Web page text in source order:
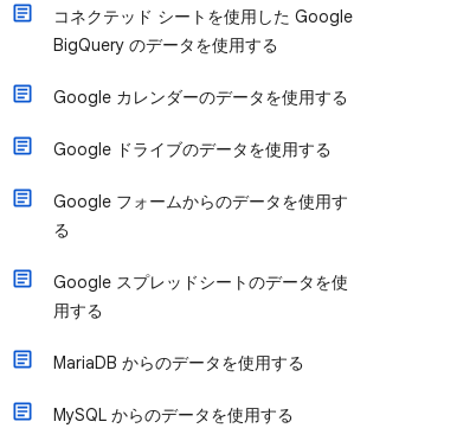
コネクテッド シートを使用した Google
BigQuery のデータを使用する
Google カレンダーのデータを使用する
Google ドライブのデータを使用する
Google フォームからのデータを使用す
る
Google スプレッドシートのデータを使
用する
MariaDB からのデータを使用する
MySQL からのデータを使用する